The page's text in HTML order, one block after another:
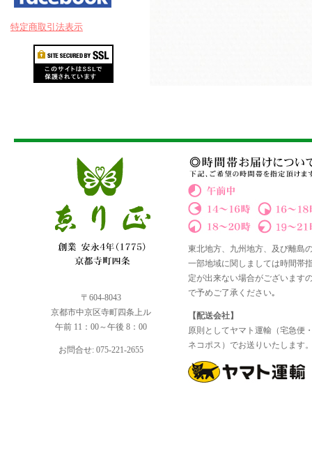
特定商取引法表示
〒604-8043
京都市中京区寺町四条上ル
午前 11：00～午後 8：00
お問合せ: 075-221-2655
東北地方、九州地方、及び離島
一部地域に関しましては時間帯
定が出来ない場合がございます
で予めご了承ください｡
【配送会社】
原則としてヤマト運輸（宅急便
ネコポス）でお送りいたします